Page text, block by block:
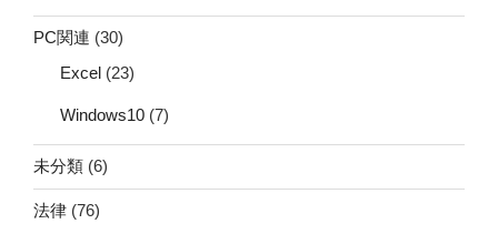
PC関連 (30)
Excel (23)
Windows10 (7)
未分類 (6)
法律 (76)